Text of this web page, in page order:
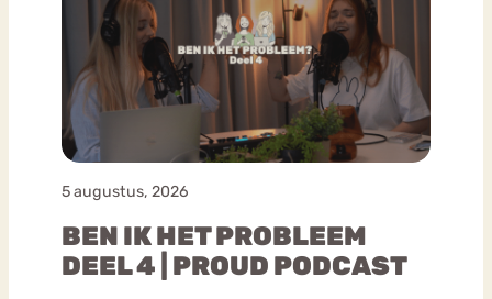
5 augustus, 2026
BEN IK HET PROBLEEM
DEEL 4 | PROUD PODCAST